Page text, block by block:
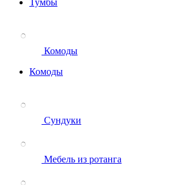
Тумбы
Комоды
Комоды
Сундуки
Мебель из ротанга